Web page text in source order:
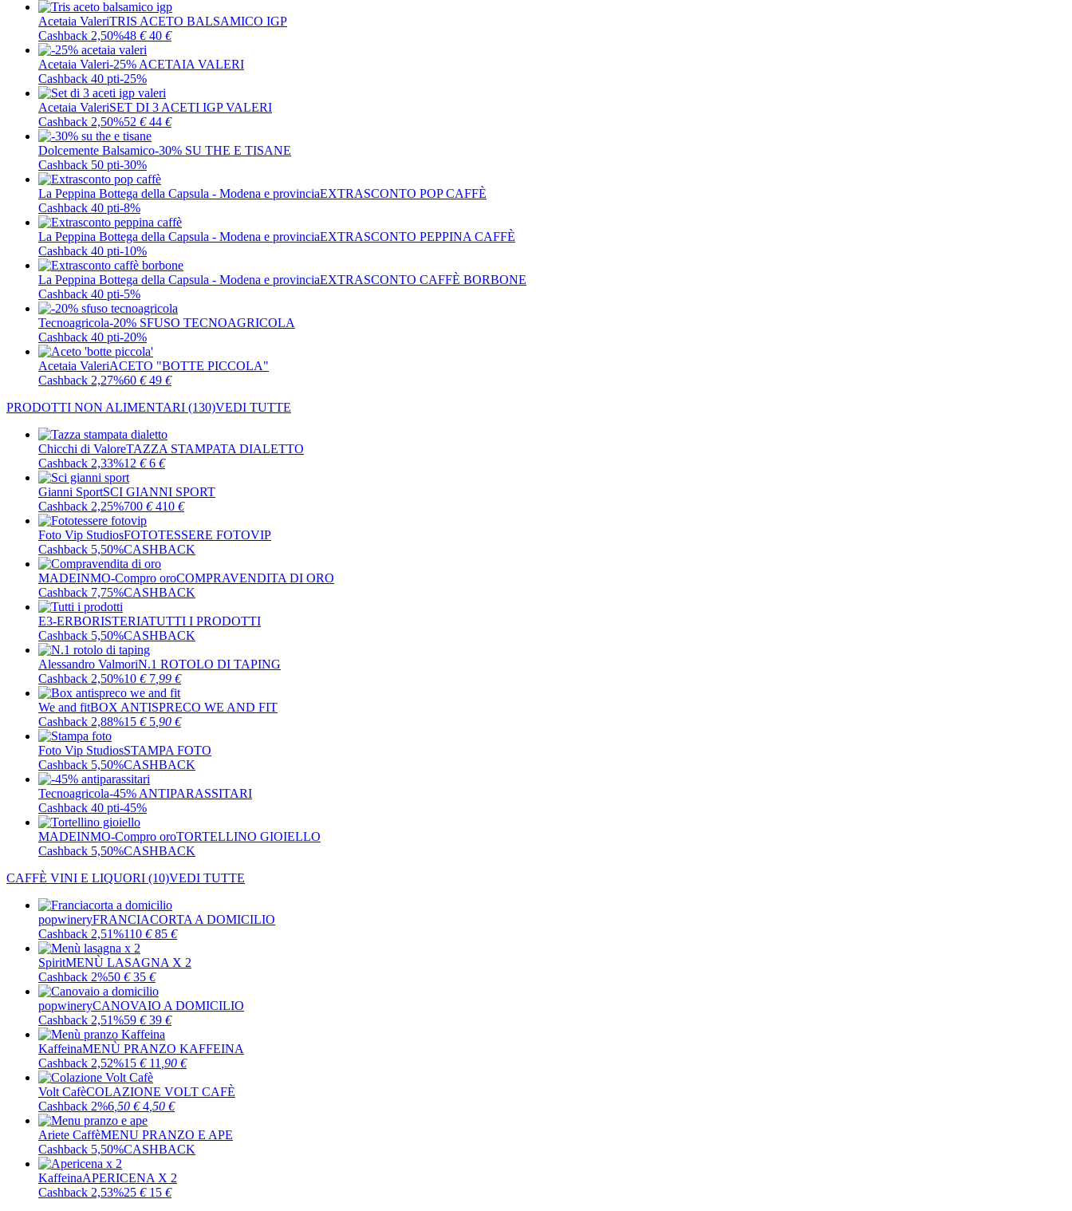
Acetaia ValeriTRIS ACETO BALSAMICO IGP
Cashback 2,50%48 € 40 €
Acetaia Valeri-25% ACETAIA VALERI
Cashback 40 pti-25%
Acetaia ValeriSET DI 3 ACETI IGP VALERI
Cashback 2,50%52 € 44 €
Dolcemente Balsamico-30% SU THE E TISANE
Cashback 50 pti-30%
La Peppina Bottega della Capsula - Modena e provinciaEXTRASCONTO POP CAFFÈ
Cashback 40 pti-8%
La Peppina Bottega della Capsula - Modena e provinciaEXTRASCONTO PEPPINA CAFFÈ
Cashback 40 pti-10%
La Peppina Bottega della Capsula - Modena e provinciaEXTRASCONTO CAFFÈ BORBONE
Cashback 40 pti-5%
Tecnoagricola-20% SFUSO TECNOAGRICOLA
Cashback 40 pti-20%
Acetaia ValeriACETO "BOTTE PICCOLA"
Cashback 2,27%60 € 49 €
PRODOTTI NON ALIMENTARI (130)VEDI TUTTE
Chicchi di ValoreTAZZA STAMPATA DIALETTO
Cashback 2,33%12 € 6 €
Gianni SportSCI GIANNI SPORT
Cashback 2,25%700 € 410 €
Foto Vip StudiosFOTOTESSERE FOTOVIP
Cashback 5,50%CASHBACK
MADEINMO-Compro oroCOMPRAVENDITA DI ORO
Cashback 7,75%CASHBACK
E3-ERBORISTERIATUTTI I PRODOTTI
Cashback 5,50%CASHBACK
Alessandro ValmoriN.1 ROTOLO DI TAPING
Cashback 2,50%10 € 7 ,99 €
We and fitBOX ANTISPRECO WE AND FIT
Cashback 2,88%15 € 5 ,90 €
Foto Vip StudiosSTAMPA FOTO
Cashback 5,50%CASHBACK
Tecnoagricola-45% ANTIPARASSITARI
Cashback 40 pti-45%
MADEINMO-Compro oroTORTELLINO GIOIELLO
Cashback 5,50%CASHBACK
CAFFÈ VINI E LIQUORI (10)VEDI TUTTE
popwineryFRANCIACORTA A DOMICILIO
Cashback 2,51%110 € 85 €
SpiritMENÙ LASAGNA X 2
Cashback 2%50 € 35 €
popwineryCANOVAIO A DOMICILIO
Cashback 2,51%59 € 39 €
KaffeinaMENÙ PRANZO KAFFEINA
Cashback 2,52%15 € 11 ,90 €
Volt CafèCOLAZIONE VOLT CAFÈ
Cashback 2%6 ,50 € 4 ,50 €
Ariete CaffèMENU PRANZO E APE
Cashback 5,50%CASHBACK
KaffeinaAPERICENA X 2
Cashback 2,53%25 € 15 €